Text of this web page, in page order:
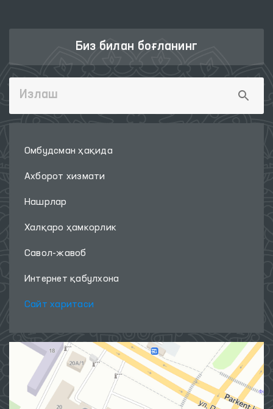
Биз билан боғланинг
Омбудсман ҳақида
Ахборот хизмати
Нашрлар
Халқаро ҳамкорлик
Савол-жавоб
Интернет қабулхона
Сайт харитаси